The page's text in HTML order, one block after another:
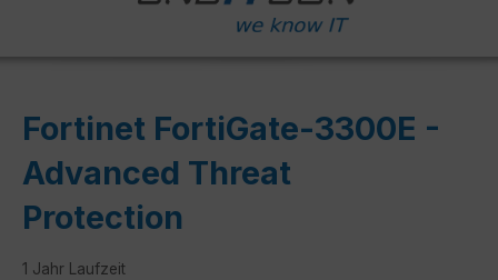
Fortinet FortiGate-3300E -
Advanced Threat
Protection
1 Jahr Laufzeit